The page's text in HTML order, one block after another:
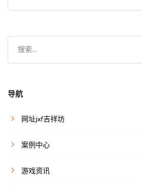
搜索...
导航
网址jxf吉祥坊
案例中心
游戏资讯